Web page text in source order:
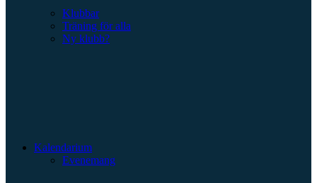
Klubbar
Träning för alla
Ny klubb?
Kalendarium
Evenemang